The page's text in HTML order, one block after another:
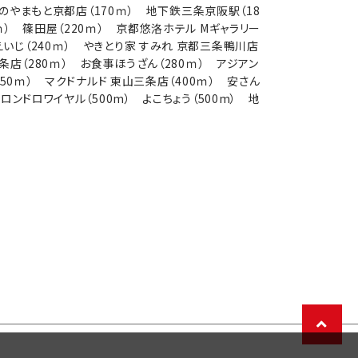
まもと京都店（170ｍ） 地下鉄三条京阪駅（18
篠田屋（220ｍ） 京都悠洛ホテル Mギャラリー
（240ｍ） やきとり家 すみれ 京都三条鴨川店
（280ｍ） お食事ほうざん（280ｍ） アジアン
） マクドナルド 東山三条店（400ｍ） 安さん
ドロワイヤル（500m） よこちょう（500m） 地